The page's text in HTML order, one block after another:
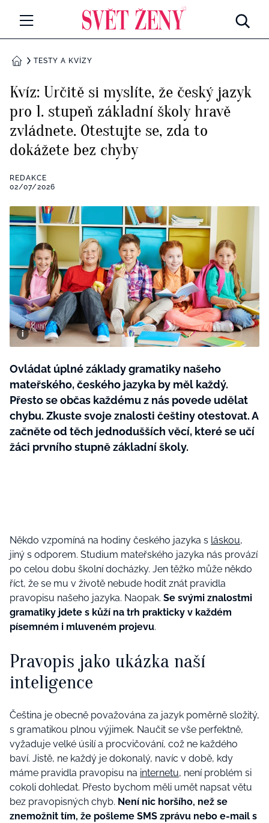
Všechny kategorie
Rozhovory
RETROHUBKY
PSYCHOLOGIE
Seberozvoj
ZDRAVÍ
Životní styl
ZÁBAVA
Všechny kategorie
Testy a kvízy
BYDLENÍ
Všechny kategorie
Tvoření
Rady a tipy
BurdaMedia
Extra
SVĚT ŽENY - 599 KČ
ROČNÍ PŘEDPLATNÉ SVĚT ŽENY +
SADA PRODUKTŮ MANA (10 ks)
DOMŮTESTY A KVÍZY
Kvíz: Určitě si myslíte, že český jazyk
pro 1. stupeň základní školy hravě
zvládnete. Otestujte se, zda to
dokážete bez chyby
REDAKCE
02/07/2026
Ovládat úplné základy gramatiky našeho
mateřského, českého jazyka by měl každý.
Přesto se občas každému z nás povede udělat
chybu. Zkuste svoje znalosti češtiny otestovat. A
začněte od těch jednodušších věcí, které se učí
žáci prvního stupně základní školy.
Někdo vzpomíná na hodiny českého jazyka s láskou,
jiný s odporem. Studium mateřského jazyka nás provází
po celou dobu školní docházky. Jen těžko může někdo
říct, že se mu v životě nebude hodit znát pravidla
pravopisu našeho jazyka. Naopak. Se svými znalostmi
gramatiky jdete s kůží na trh prakticky v každém
písemném i mluveném projevu.
Pravopis jako ukázka naší
inteligence
Čeština je obecně považována za jazyk poměrně složitý,
s gramatikou plnou výjimek. Naučit se vše perfektně,
vyžaduje velké úsilí a procvičování, což ne každého
baví. Jistě, ne každý je dokonalý, navíc v době, kdy
máme pravidla pravopisu na internetu, není problém si
cokoli dohledat. Přesto bychom měli umět napsat větu
bez pravopisných chyb. Není nic horšího, než se
znemožnit tím, že pošleme SMS zprávu nebo e-mail s